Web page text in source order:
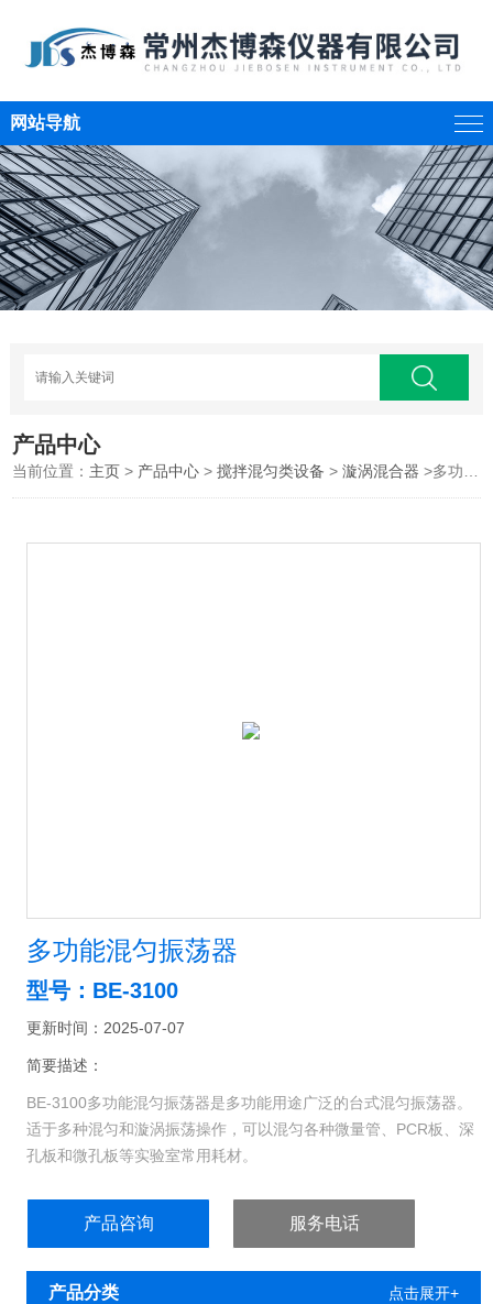
网站导航
产品中心
当前位置： 主页 > 产品中心 >搅拌混匀类设备 >漩涡混合器 >多功能混匀振荡器
多功能混匀振荡器
型号：BE-3100
更新时间：2025-07-07
简要描述：
BE-3100多功能混匀振荡器是多功能用途广泛的台式混匀振荡器。
适于多种混匀和漩涡振荡操作，可以混匀各种微量管、PCR板、深
孔板和微孔板等实验室常用耗材。
产品咨询 服务电话
产品分类 点击展开+